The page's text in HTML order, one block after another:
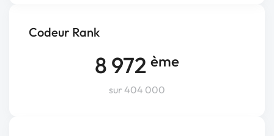
Codeur Rank
8 972 ème
sur 404 000